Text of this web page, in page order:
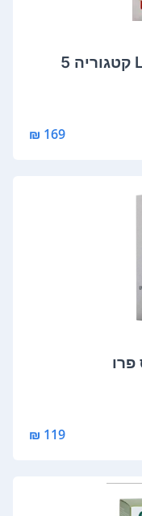
169 ₪
119 ₪